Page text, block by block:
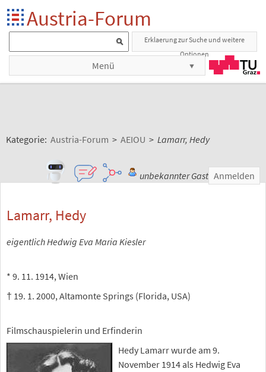
Austria-Forum
Erklaerung zur Suche und weitere
Optionen
Menü
Kategorie: Austria-Forum > AEIOU > Lamarr, Hedy
unbekannter Gast Anmelden
Lamarr, Hedy
eigentlich Hedwig Eva Maria Kiesler
* 9. 11. 1914, Wien
† 19. 1. 2000, Altamonte Springs (Florida, USA)
Filmschauspielerin und Erfinderin
Hedy Lamarr wurde am 9.
November 1914 als Hedwig Eva